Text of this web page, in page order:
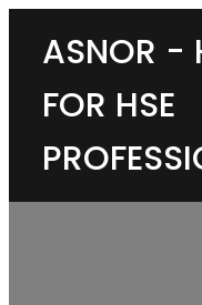
ASNOR -
FOR HSE